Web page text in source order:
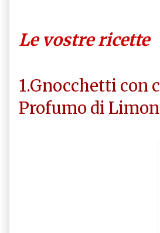
Le vostre ricette
1.Gnocchetti con
Profumo di